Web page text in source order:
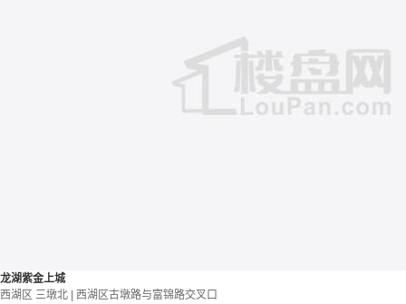
龙湖紫金上城
西湖区 三墩北 | 西湖区古墩路与富锦路交叉口